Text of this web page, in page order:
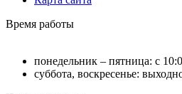
Время работы
понедельник – пятница: с
суббота, воскресенье: